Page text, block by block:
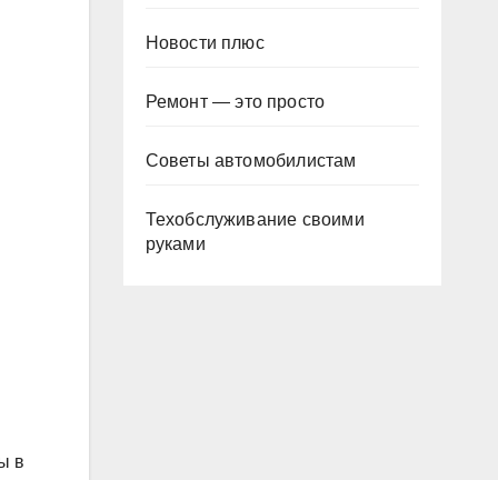
в
Новости плюс
Ремонт — это просто
Советы автомобилистам
Техобслуживание своими
руками